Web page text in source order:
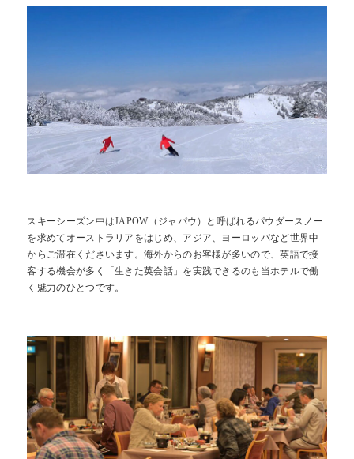
スキーシーズン中はJAPOW（ジャパウ）と呼ばれるパウダースノー
を求めてオーストラリアをはじめ、アジア、ヨーロッパなど世界中
からご滞在くださいます。海外からのお客様が多いので、英語で接
客する機会が多く「生きた英会話」を実践できるのも当ホテルで働
く魅力のひとつです。